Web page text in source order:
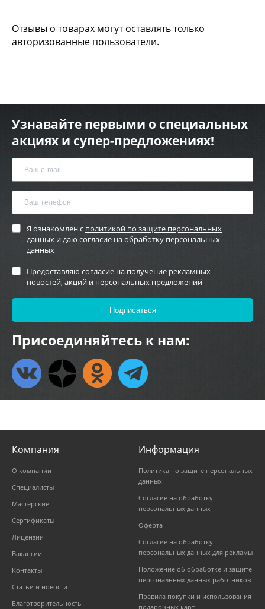
Отзывы о товарах могут оставлять только
авторизованные пользователи.
Узнавайте первыми о специальных
акциях и супер-предложениях!
Я ознакомлен с политикой по защите персональных
данных и даю согласие на обработку персональных
данных
Предоставляю согласие на получение рекламных
новостей, акций и персональных предложений
Присоединяйтесь к нам:
Компания
О компании
Специалисты
Мастерские
Сертификаты
Лицензии
Вакансии
Контакты
Статьи и новости
Благотворительность
Информация
Политика по защите персональных
данных
Согласие на обработку
персональных данных
Оферта
Согласие на обработку
персональных данных для рекламы
Положение об обработке и защите
персональных данных работников
Правила покупки и использования
подарочных карт